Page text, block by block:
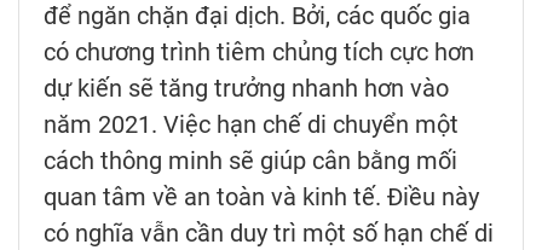
để ngăn chặn đại dịch. Bởi, các quốc gia
có chương trình tiêm chủng tích cực hơn
dự kiến sẽ tăng trưởng nhanh hơn vào
năm 2021. Việc hạn chế di chuyển một
cách thông minh sẽ giúp cân bằng mối
quan tâm về an toàn và kinh tế. Điều này
có nghĩa vẫn cần duy trì một số hạn chế di